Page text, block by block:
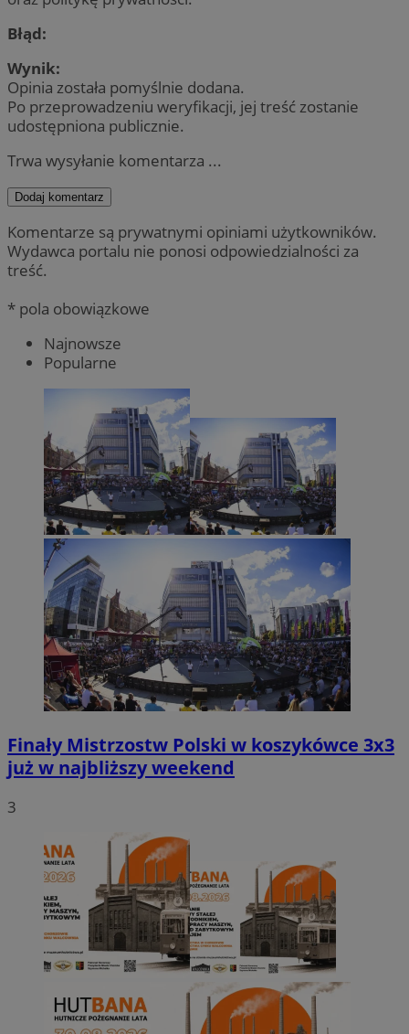
Błąd:
Wynik:
Opinia została pomyślnie dodana.
Po przeprowadzeniu weryfikacji, jej treść zostanie
udostępniona publicznie.
Trwa wysyłanie komentarza ...
Dodaj komentarz
Komentarze są prywatnymi opiniami użytkowników.
Wydawca portalu nie ponosi odpowiedzialności za
treść.
* pola obowiązkowe
Najnowsze
Popularne
Finały Mistrzostw Polski w koszykówce 3x3
już w najbliższy weekend
3